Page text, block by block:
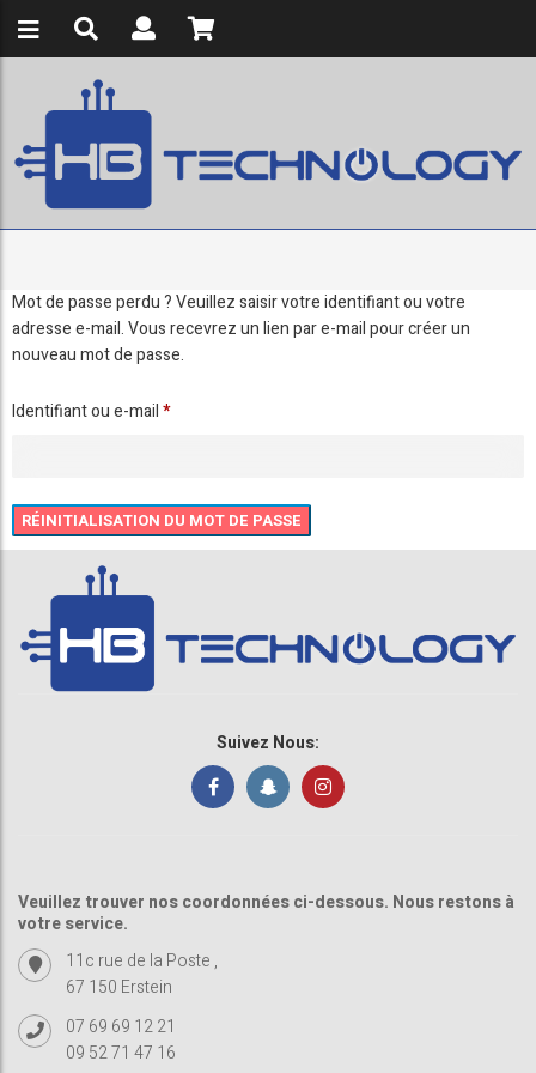
Mot de passe perdu ? Veuillez saisir votre identifiant ou votre
adresse e-mail. Vous recevrez un lien par e-mail pour créer un
nouveau mot de passe.
Identifiant ou e-mail*Obligatoire
RÉINITIALISATION DU MOT DE PASSE
Suivez Nous:
Veuillez trouver nos coordonnées ci-dessous. Nous restons à
votre service.
11c rue de la Poste ,
67 150 Erstein
07 69 69 12 21
09 52 71 47 16